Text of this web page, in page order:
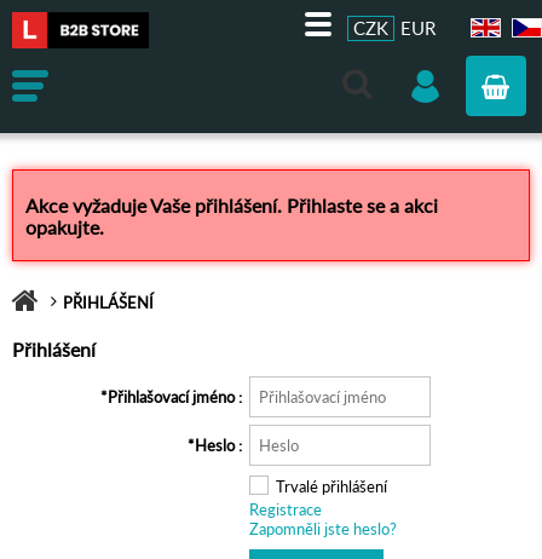
EN CZ
CZK EUR
Akce vyžaduje Vaše přihlášení. Přihlaste se a akci
opakujte.
PŘIHLÁŠENÍ
Přihlášení
Přihlašovací jméno
Heslo
Trvalé přihlášení
Registrace
Zapomněli jste heslo?